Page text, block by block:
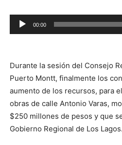
Reproductor
de
00:00
Durante la sesión del Consejo
Puerto Montt, finalmente los
aumento de los recursos, para
obras de calle Antonio Varas,
$250 millones de pesos y que
Gobierno Regional de Los Lagos.